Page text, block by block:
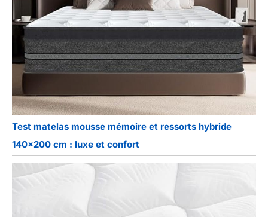
Test matelas mousse mémoire et ressorts hybride
140×200 cm : luxe et confort